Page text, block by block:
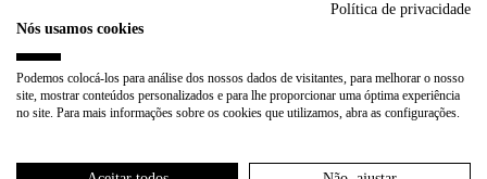
Política de privacidade
Nós usamos cookies
Podemos colocá-los para análise dos nossos dados de visitantes, para melhorar o nosso
site, mostrar conteúdos personalizados e para lhe proporcionar uma óptima experiência
no site. Para mais informações sobre os cookies que utilizamos, abra as configurações.